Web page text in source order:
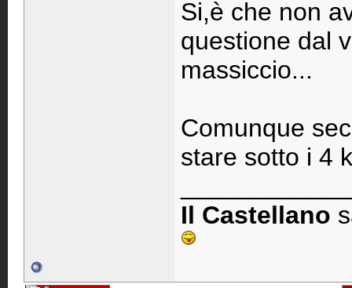
Si,è che non
questione dal
massiccio...
Comunque
stare sotto i 4
Il Castellano